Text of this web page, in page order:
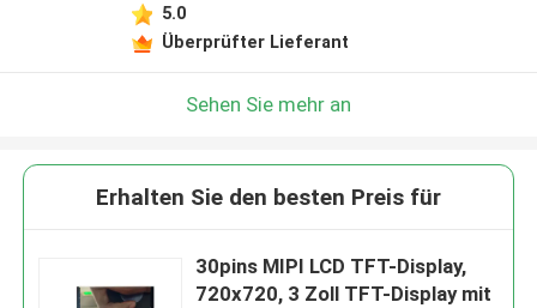
5.0
Überprüfter Lieferant
Sehen Sie mehr an
Erhalten Sie den besten Preis für
30pins MIPI LCD TFT-Display,
720x720, 3 Zoll TFT-Display mit